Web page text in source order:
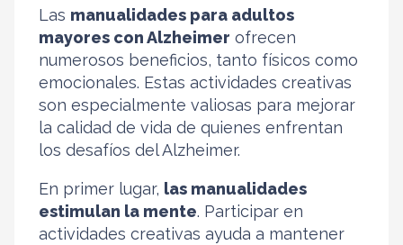
Las manualidades para adultos
mayores con Alzheimer ofrecen
numerosos beneficios, tanto físicos como
emocionales. Estas actividades creativas
son especialmente valiosas para mejorar
la calidad de vida de quienes enfrentan
los desafíos del Alzheimer.
En primer lugar, las manualidades
estimulan la mente. Participar en
actividades creativas ayuda a mantener